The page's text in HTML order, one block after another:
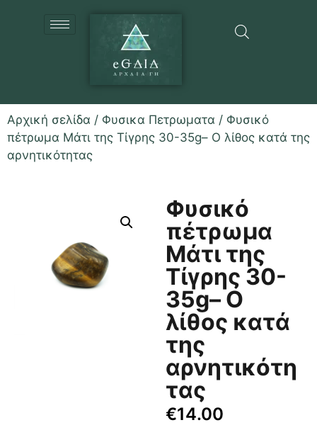
Αρχική σελίδα / Φυσικα Πετρωματα / Φυσικό
πέτρωμα Μάτι της Τίγρης 30-35g– Ο λίθος κατά της
αρνητικότητας
Φυσικό
πέτρωμα
Μάτι της
Τίγρης 30-
35g– Ο
λίθος κατά
της
αρνητικότη
τας
€14.00